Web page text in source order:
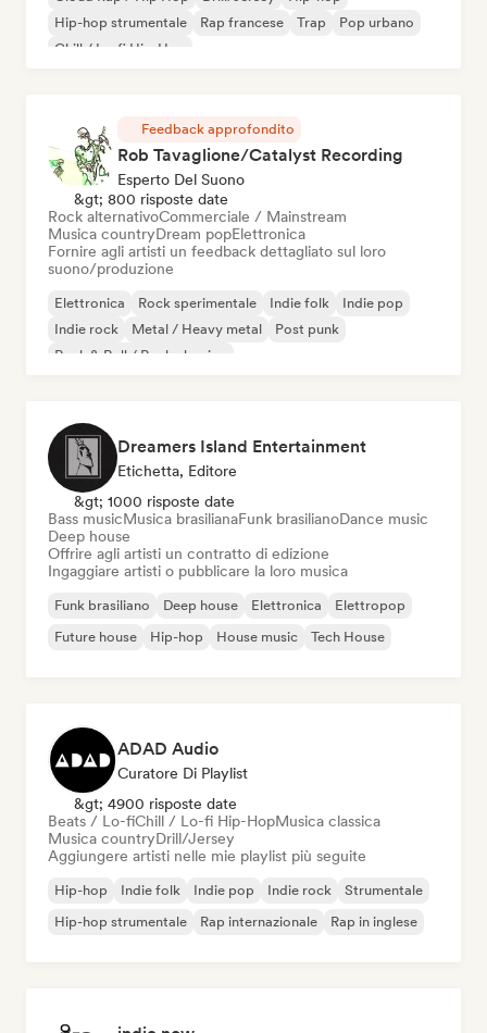
Hip-hop strumentale
Rap francese Trap
Pop urbano
Chill / Lo-fi Hip-Hop
Feedback approfondito
Rob Tavaglione/Catalyst Recording
Esperto Del Suono
&gt; 800 risposte date
Rock alternativoCommerciale / Mainstream
Musica countryDream popElettronica
Fornire agli artisti un feedback dettagliato sul loro
suono/produzione
Elettronica Rock sperimentale Indie folk
Indie pop
Indie rock
Metal / Heavy metal
Post punk
Rock & Roll / Rock classico
Dreamers Island Entertainment
Etichetta, Editore
&gt; 1000 risposte date
Bass musicMusica brasilianaFunk brasilianoDance music
Deep house
Offrire agli artisti un contratto di edizione
Ingaggiare artisti o pubblicare la loro musica
Funk brasiliano Deep house Elettronica
Elettropop
Future house
Hip-hop House music Tech House
ADAD Audio
Curatore Di Playlist
&gt; 4900 risposte date
Beats / Lo-fiChill / Lo-fi Hip-HopMusica classica
Musica countryDrill/Jersey
Aggiungere artisti nelle mie playlist più seguite
Hip-hop Indie folk Indie pop Indie rock
Strumentale
Hip-hop strumentale
Rap internazionale Rap in inglese